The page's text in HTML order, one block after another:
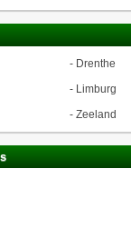
- Drenthe
- Limburg
- Zeeland